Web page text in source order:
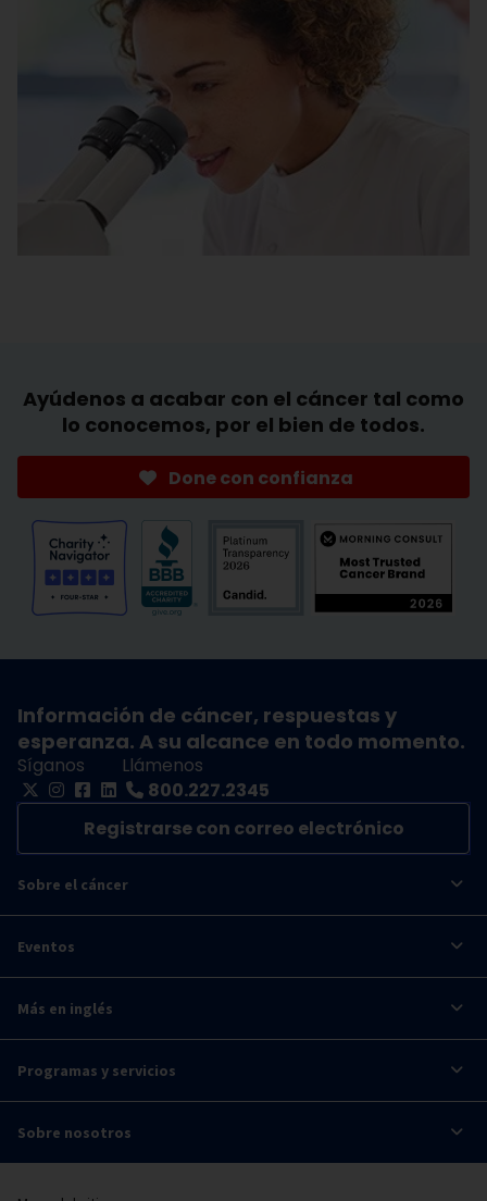
Ayúdenos a acabar con el cáncer tal como
lo conocemos, por el bien de todos.
Done con confianza
Información de cáncer, respuestas y
esperanza. A su alcance en todo momento.
Síganos
Llámenos
800.227.2345
Registrarse con correo electrónico
Sobre el cáncer
Eventos
Más en inglés
Programas y servicios
Sobre nosotros